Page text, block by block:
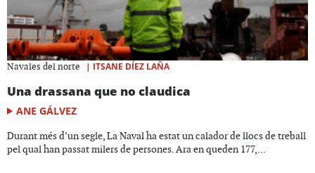
Navales del norte | ITSANE DÍEZ LAÑA
Una drassana que no claudica
ANE GÁLVEZ
Durant més d’un segle, La Naval ha estat un calador de llocs de treball
pel qual han passat milers de persones. Ara en queden 177,...